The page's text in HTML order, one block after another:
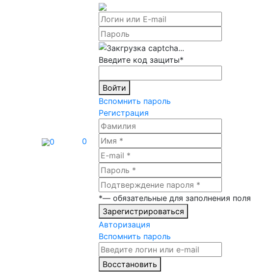
0 0
Введите код защиты*
Войти
Вспомнить пароль
Регистрация
*— обязательные для заполнения поля
Зарегистрироваться
Авторизация
Вспомнить пароль
Восстановить